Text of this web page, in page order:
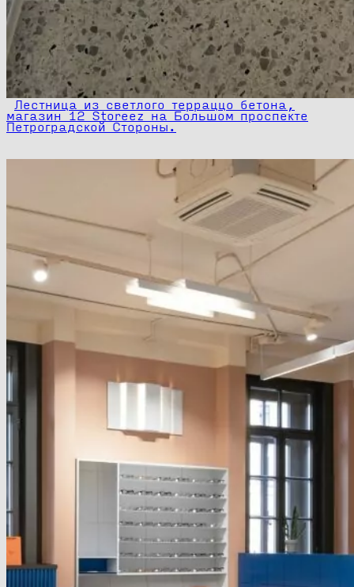
Лестница из светлого терраццо бетона,
магазин 12 Storeez на Большом проспекте
Петроградской Стороны.